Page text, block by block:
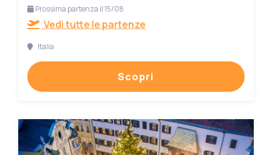
Prossima partenza il 15/08
Vedi tutte le partenze
Italia
Scopri